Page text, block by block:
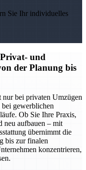
Sie Ihr individuelles
und
der Planung bis
bei privaten Umzügen
bei gewerblichen
Ob Sie Ihre Praxis,
neu aufbauen – mit
übernimmt die
bis zur finalen
konzentrieren,